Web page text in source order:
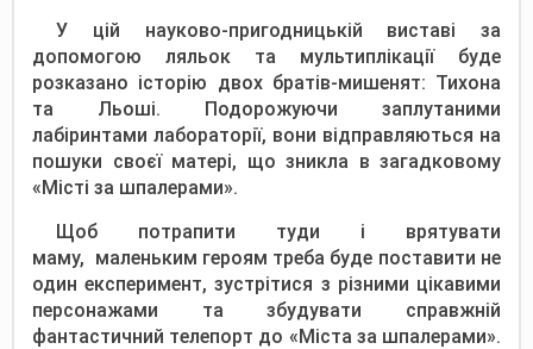
У цій науково-пригодницькій виставі за
допомогою ляльок та мультиплікації буде
розказано історію двох братів-мишенят: Тихона
та Льоші. Подорожуючи заплутаними
лабіринтами лабораторії, вони відправляються на
пошуки своєї матері, що зникла в загадковому
«Місті за шпалерами».
Щоб потрапити туди і врятувати
маму, маленьким героям треба буде поставити не
один експеримент, зустрітися з різними цікавими
персонажами та збудувати справжній
фантастичний телепорт до «Міста за шпалерами».